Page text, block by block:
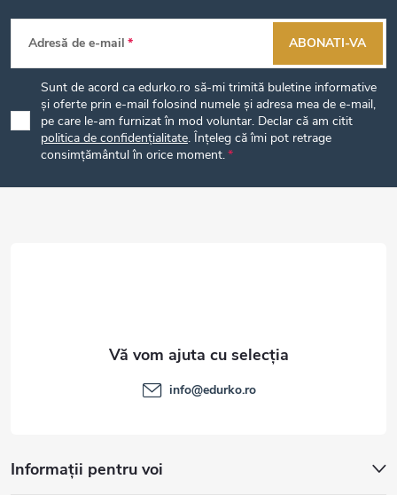
S
u
b
o
Adresă de e-mail
Sunt de acord ca edurko.ro să-mi trimită buletine informative
și oferte prin e-mail folosind numele și adresa mea de e-mail,
pe care le-am furnizat în mod voluntar. Declar că am citit
politica de confidențialitate. Înțeleg că îmi pot retrage
consimțământul în orice moment.
ABONATI-VA
Informații pentru voi
info@edurko.ro